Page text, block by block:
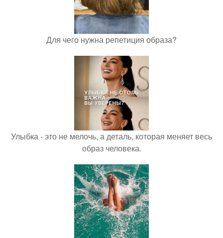
Для чего нужна репетиция образа?
Улыбка - это не мелочь, а деталь, которая меняет весь
образ человека.